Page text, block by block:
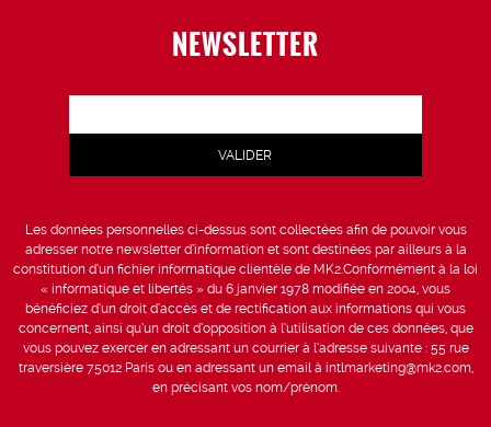
NEWSLETTER
Les données personnelles ci-dessus sont collectées afin de pouvoir vous
adresser notre newsletter d’information et sont destinées par ailleurs à la
constitution d’un fichier informatique clientèle de MK2.Conformément à la loi
« informatique et libertés » du 6 janvier 1978 modifiée en 2004, vous
bénéficiez d’un droit d’accès et de rectification aux informations qui vous
concernent, ainsi qu’un droit d’opposition à l’utilisation de ces données, que
vous pouvez exercer en adressant un courrier à l’adresse suivante : 55 rue
traversière 75012 Paris ou en adressant un email à intlmarketing@mk2.com,
en précisant vos nom/prénom.